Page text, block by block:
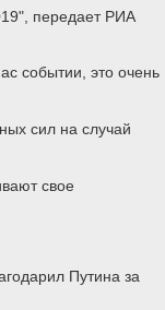
передает РИА
событии, это очень
сил на случай
свое
Путина за